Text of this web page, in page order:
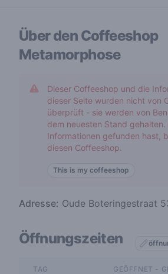
Über den Coffeeshop
Metamorphose
Dieser Coffeeshop und die
dieser Seite wurden nicht von
überprüft - sie werden von
dem neuesten Stand gehalten.
Informationen gefunden hast,
diesen Coffeeshop.
This is my coffeeshop
Adresse: Oude Boteringestraat
Öffnungszeiten
TAG GEÖFFNET -